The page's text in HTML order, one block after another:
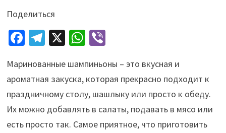
Поделиться
Fa
b
o
o
k
Te
gr
a
m
X W
at
sA
p
p
Vi
er
Маринованные шампиньоны – это вкусная и
ароматная закуска, которая прекрасно подходит к
праздничному столу, шашлыку или просто к обеду.
Их можно добавлять в салаты, подавать в мясо или
есть просто так. Самое приятное, что приготовить